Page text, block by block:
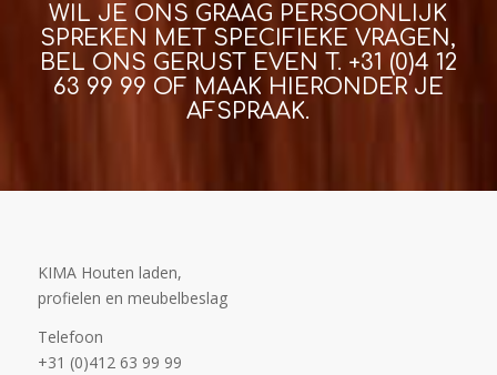
WIL JE ONS GRAAG PERSOONLIJK
SPREKEN MET SPECIFIEKE VRAGEN,
BEL ONS GERUST EVEN T. +31 (0)4 12
63 99 99 OF MAAK HIERONDER JE
AFSPRAAK.
KIMA Houten laden,
profielen en meubelbeslag
Telefoon
+31 (0)412 63 99 99